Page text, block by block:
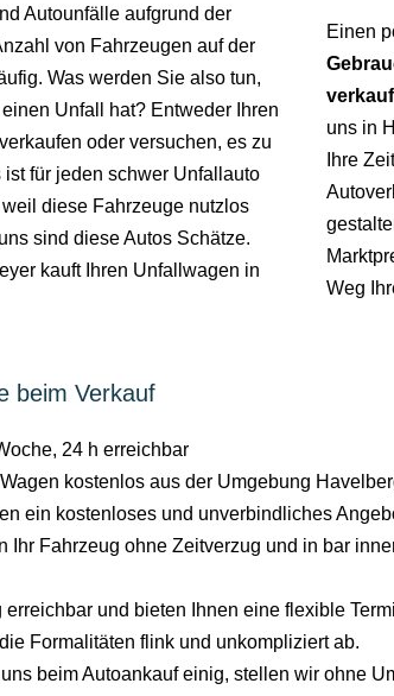
Autounfälle aufgrund der
von Fahrzeugen auf der
Was werden Sie also tun,
Unfall hat? Entweder Ihren
verkaufen oder versuchen, es zu
ist für jeden schwer Unfallauto
diese Fahrzeuge nutzlos
sind diese Autos Schätze.
kauft Ihren Unfallwagen in
Einen
uns in
Ihre
Weg
beim Verkauf
24 h erreichbar
kostenlos aus der Umgebung
ein kostenloses und unverbindliches
Ihr Fahrzeug ohne Zeitverzug und in bar
erreichbar und bieten Ihnen eine flexible
Formalitäten flink und unkompliziert ab.
beim Autoankauf einig, stellen wir ohne